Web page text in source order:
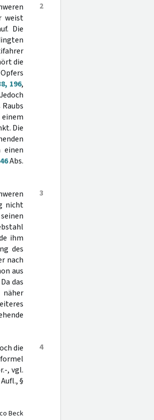
2
weist
Die
die
196,
Die
46Abs.
3
nicht
ihm
des
nach
aus
das
näher
4
die
, vgl.
§
Beck